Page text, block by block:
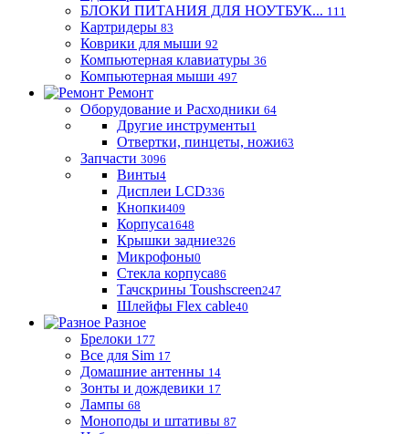
БЛОКИ ПИТАНИЯ ДЛЯ НОУТБУК... 111
Картридеры 83
Коврики для мыши 92
Компьютерная клавиатуры 36
Компьютерная мыши 497
Ремонт
Оборудование и Расходники 64
Другие инструменты1
Отвертки, пинцеты, ножи63
Запчасти 3096
Винты4
Дисплеи LCD336
Кнопки409
Корпуса1648
Крышки задние326
Микрофоны0
Стекла корпуса86
Тачскрины Toushscreen247
Шлейфы Flex cable40
Разное
Брелоки 177
Все для Sim 17
Домашние антенны 14
Зонты и дождевики 17
Лампы 68
Моноподы и штативы 87